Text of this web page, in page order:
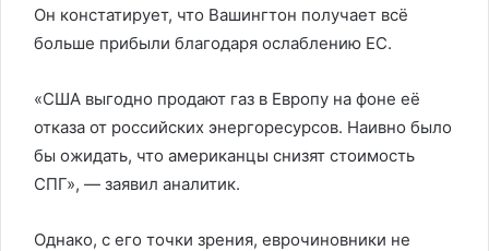
Он констатирует, что Вашингтон получает всё
больше прибыли благодаря ослаблению ЕС.
«США выгодно продают газ в Европу на фоне её
отказа от российских энергоресурсов. Наивно было
бы ожидать, что американцы снизят стоимость
СПГ», — заявил аналитик.
Однако, с его точки зрения, еврочиновники не